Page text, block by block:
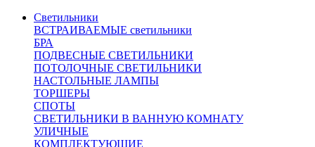
Светильники
ВСТРАИВАЕМЫЕ светильники
БРА
ПОДВЕСНЫЕ СВЕТИЛЬНИКИ
ПОТОЛОЧНЫЕ СВЕТИЛЬНИКИ
НАСТОЛЬНЫЕ ЛАМПЫ
ТОРШЕРЫ
СПОТЫ
СВЕТИЛЬНИКИ В ВАННУЮ КОМНАТУ
УЛИЧНЫЕ
КОМПЛЕКТУЮЩИЕ